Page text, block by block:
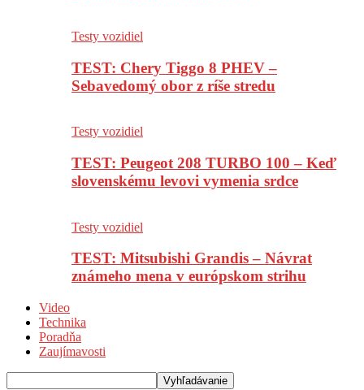
Testy vozidiel
TEST: Chery Tiggo 8 PHEV –
Sebavedomý obor z ríše stredu
Testy vozidiel
TEST: Peugeot 208 TURBO 100 – Keď
slovenskému levovi vymenia srdce
Testy vozidiel
TEST: Mitsubishi Grandis – Návrat
známeho mena v európskom strihu
Video
Technika
Poradňa
Zaujímavosti